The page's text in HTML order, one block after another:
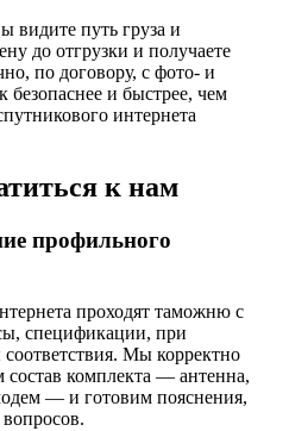
видите путь груза и
до отгрузки и получаете
по договору, с фото- и
безопаснее и быстрее, чем
интернета
к нам
профильного
проходят таможню с
спецификации, при
Мы корректно
комплекта — антенна,
— и готовим пояснения,